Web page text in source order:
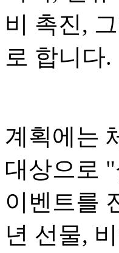
비 촉진,
로 합니다.
계획에는
대상으로
이벤트를
년 선물,